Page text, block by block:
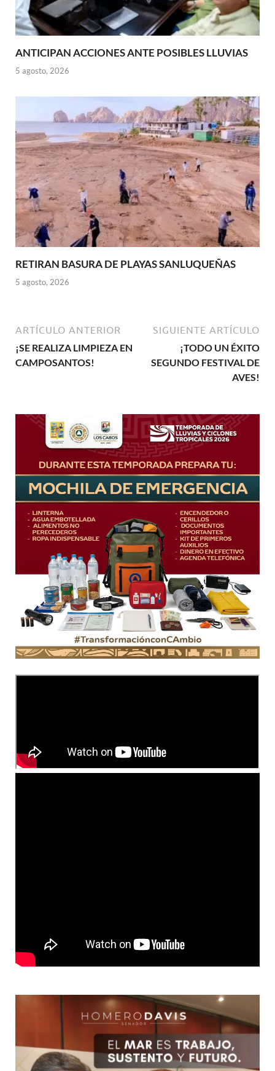
ANTICIPAN ACCIONES ANTE POSIBLES LLUVIAS
5 agosto, 2026
RETIRAN BASURA DE PLAYAS SANLUQUEÑAS
5 agosto, 2026
ARTÍCULO ANTERIOR
¡SE REALIZA LIMPIEZA EN
CAMPOSANTOS!
SIGUIENTE ARTÍCULO
¡TODO UN ÉXITO
SEGUNDO FESTIVAL DE
AVES!